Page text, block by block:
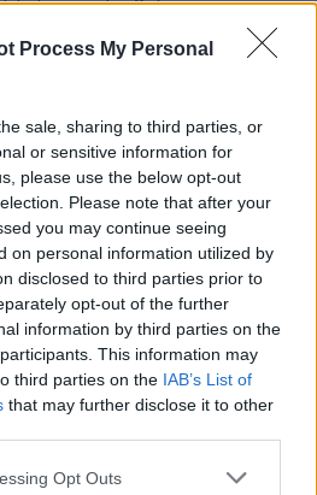
Process My Personal
sale, sharing to third parties, or
or sensitive information for
please use the below opt-out
Please note that after your
you may continue seeing
on personal information utilized by
disclosed to third parties prior to
opt-out of the further
information by third parties on the
This information may
third parties on the IAB’s List of
that may further disclose it to other
app uses one or more Google
Opt Outs
augusztus 8-án.
Szólj hozzá!
FÉRFI ELLEN EMELT